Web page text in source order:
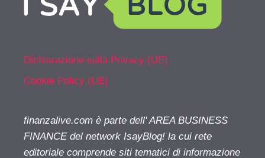
Dichiarazione sulla Privacy (UE)
Cookie Policy (UE)
finanzalive.com è parte dell' AREA BUSINESS
FINANCE del network IsayBlog! la cui rete
editoriale comprende siti tematici di informazione